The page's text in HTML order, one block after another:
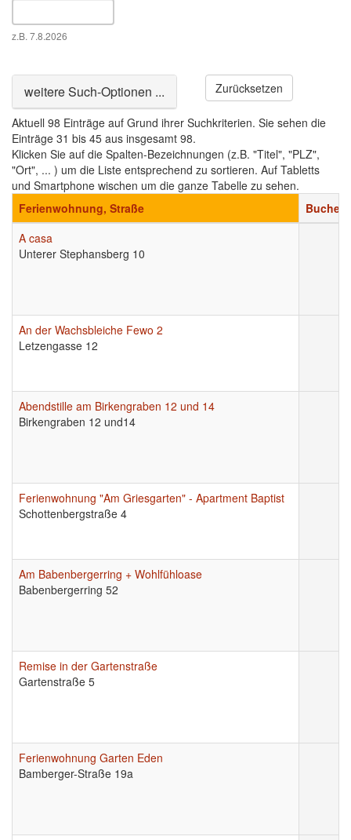
Datum
z.B. 7.8.2026
Ausblenden
weitere Such-Optionen ... Zurücksetzen
Aktuell 98 Einträge auf Grund ihrer Suchkriterien. Sie sehen die
Einträge 31 bis 45 aus insgesamt 98.
Klicken Sie auf die Spalten-Bezeichnungen (z.B. "Titel", "PLZ",
"Ort", ... ) um die Liste entsprechend zu sortieren. Auf Tabletts
und Smartphone wischen um die ganze Tabelle zu sehen.
Ferienwohnung, Straße
Buchen
A casa
Unterer Stephansberg 10
An der Wachsbleiche Fewo 2
Letzengasse 12
Abendstille am Birkengraben 12 und 14
Birkengraben 12 und14
Ferienwohnung "Am Griesgarten" - Apartment Baptist
Schottenbergstraße 4
Am Babenbergerring + Wohlfühloase
Babenbergerring 52
Remise in der Gartenstraße
Gartenstraße 5
Ferienwohnung Garten Eden
Bamberger-Straße 19a